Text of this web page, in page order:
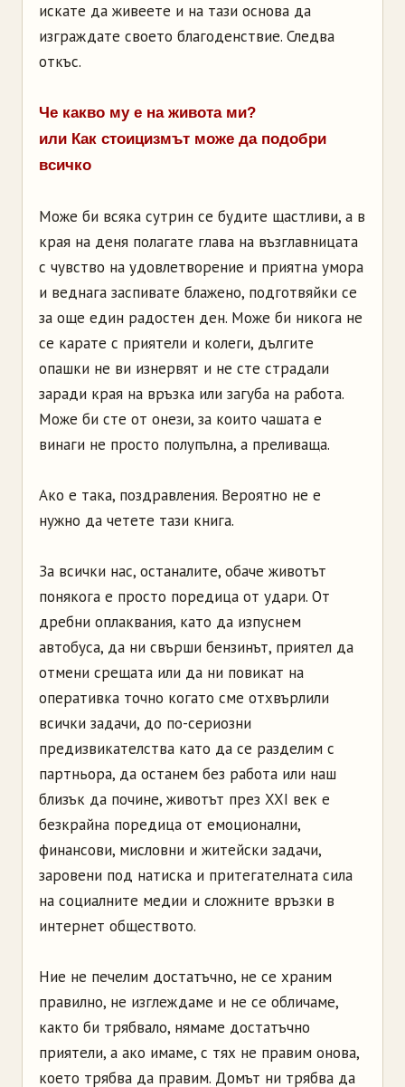
искате да живеете и на тази основа да
изграждате своето благоденствие. Следва
откъс.
Че какво му е на живота ми?
или Как стоицизмът може да подобри
всичко
Може би всяка сутрин се будите щастливи, а в
края на деня полагате глава на възглавницата
с чувство на удовлетворение и приятна умора
и веднага заспивате блажено, подготвяйки се
за още един радостен ден. Може би никога не
се карате с приятели и колеги, дългите
опашки не ви изнервят и не сте страдали
заради края на връзка или загуба на работа.
Може би сте от онези, за които чашата е
винаги не просто полупълна, а преливаща.
Ако е така, поздравления. Вероятно не е
нужно да четете тази книга.
За всички нас, останалите, обаче животът
понякога е просто поредица от удари. От
дребни оплаквания, като да изпуснем
автобуса, да ни свърши бензинът, приятел да
отмени срещата или да ни повикат на
оперативка точно когато сме отхвърлили
всички задачи, до по-сериозни
предизвикателства като да се разделим с
партньора, да останем без работа или наш
близък да почине, животът през XXI век е
безкрайна поредица от емоционални,
финансови, мисловни и житейски задачи,
заровени под натиска и притегателната сила
на социалните медии и сложните връзки в
интернет обществото.
Ние не печелим достатъчно, не се храним
правилно, не изглеждаме и не се обличаме,
както би трябвало, нямаме достатъчно
приятели, а ако имаме, с тях не правим онова,
което трябва да правим. Домът ни трябва да